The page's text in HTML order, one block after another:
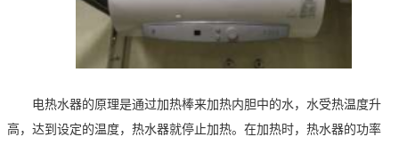
电热水器的原理是通过加热棒来加热内胆中的水，水受热温度升
高，达到设定的温度，热水器就停止加热。在加热时，热水器的功率